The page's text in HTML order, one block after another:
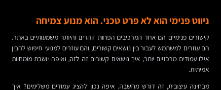
ניווט פנימי הוא לא פרט טכני. הוא מנוע צמיחה
קישורים פנימיים הם אחד המרכיבים הפחות זוהרים והיותר משמעותיים באתר.
הם עוזרים למשתמש לעבור בין נושאים קשורים, והם עוזרים למנועי חיפוש להבין
אילו עמודים מרכזיים יותר, איך נושאים קשורים זה לזה, ואיפה יושבת מומחיות
אמיתית.
מבחינה עיצובית, זה דורש מחשבה. איפה נכון להציג עמודים משלימים? איך